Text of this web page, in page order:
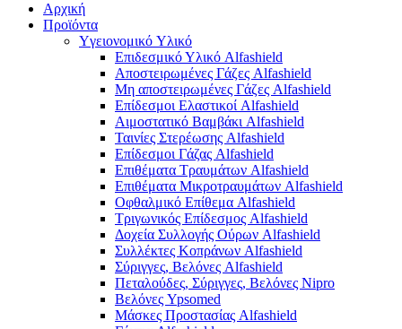
Αρχική
Προϊόντα
Yγειονομικό Yλικό
Επιδεσμικό Υλικό Alfashield
Αποστειρωμένες Γάζες Alfashield
Μη αποστειρωμένες Γάζες Alfashield
Επίδεσμοι Ελαστικοί Alfashield
Αιμοστατικό Βαμβάκι Alfashield
Ταινίες Στερέωσης Alfashield
Επίδεσμοι Γάζας Alfashield
Επιθέματα Τραυμάτων Alfashield
Επιθέματα Μικροτραυμάτων Alfashield
Οφθαλμικό Eπίθεμα Alfashield
Τριγωνικός Επίδεσμος Alfashield
Δοχεία Συλλογής Ούρων Alfashield
Συλλέκτες Κοπράνων Alfashield
Σύριγγες, Βελόνες Alfashield
Πεταλούδες, Σύριγγες, Βελόνες Nipro
Βελόνες Ypsomed
Μάσκες Προστασίας Alfashield